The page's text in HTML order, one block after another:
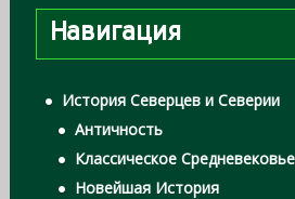
Навигация
История Северцев и Северии
Античность
Классическое
Новейшая История